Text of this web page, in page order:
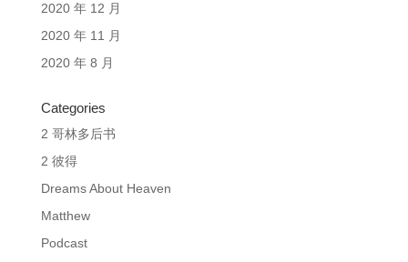
2020 年 12 月
2020 年 11 月
2020 年 8 月
Categories
2 哥林多后书
2 彼得
Dreams About Heaven
Matthew
Podcast